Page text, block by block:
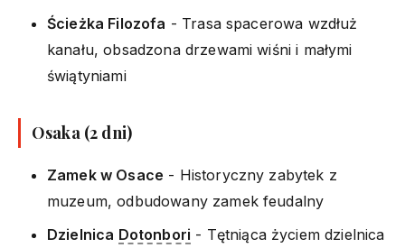
Ścieżka Filozofa - Trasa spacerowa wzdłuż
kanału, obsadzona drzewami wiśni i małymi
świątyniami
Osaka (2 dni)
Zamek w Osace - Historyczny zabytek z
muzeum, odbudowany zamek feudalny
Dzielnica Dotonbori - Tętniąca życiem dzielnica